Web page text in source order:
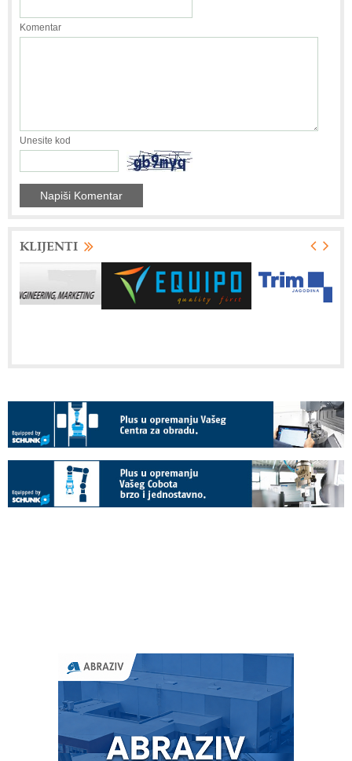
Komentar
Unesite kod
KLIJENTI